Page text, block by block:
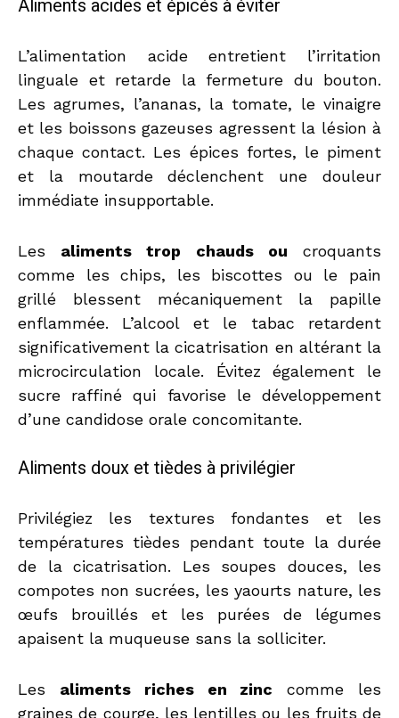
Aliments acides et épicés à éviter
L’alimentation acide entretient l’irritation
linguale et retarde la fermeture du bouton.
Les agrumes, l’ananas, la tomate, le vinaigre
et les boissons gazeuses agressent la lésion à
chaque contact. Les épices fortes, le piment
et la moutarde déclenchent une douleur
immédiate insupportable.
Les aliments trop chauds ou croquants
comme les chips, les biscottes ou le pain
grillé blessent mécaniquement la papille
enflammée. L’alcool et le tabac retardent
significativement la cicatrisation en altérant la
microcirculation locale. Évitez également le
sucre raffiné qui favorise le développement
d’une candidose orale concomitante.
Aliments doux et tièdes à privilégier
Privilégiez les textures fondantes et les
températures tièdes pendant toute la durée
de la cicatrisation. Les soupes douces, les
compotes non sucrées, les yaourts nature, les
œufs brouillés et les purées de légumes
apaisent la muqueuse sans la solliciter.
Les aliments riches en zinc comme les
graines de courge, les lentilles ou les fruits de